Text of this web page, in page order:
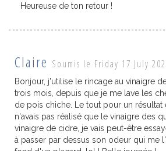
Heureuse de ton retour !
Claire Soumis le Friday 17 July
Bonjour, j'utilise le rincage au vinaigre
trois mois, depuis que je me lave les
de pois chiche. Le tout pour un résultat
n'avais pas réalisé que le vinaigre des
vinaigre de cidre, je vais peut-être
à passer par dessus son odeur qui me